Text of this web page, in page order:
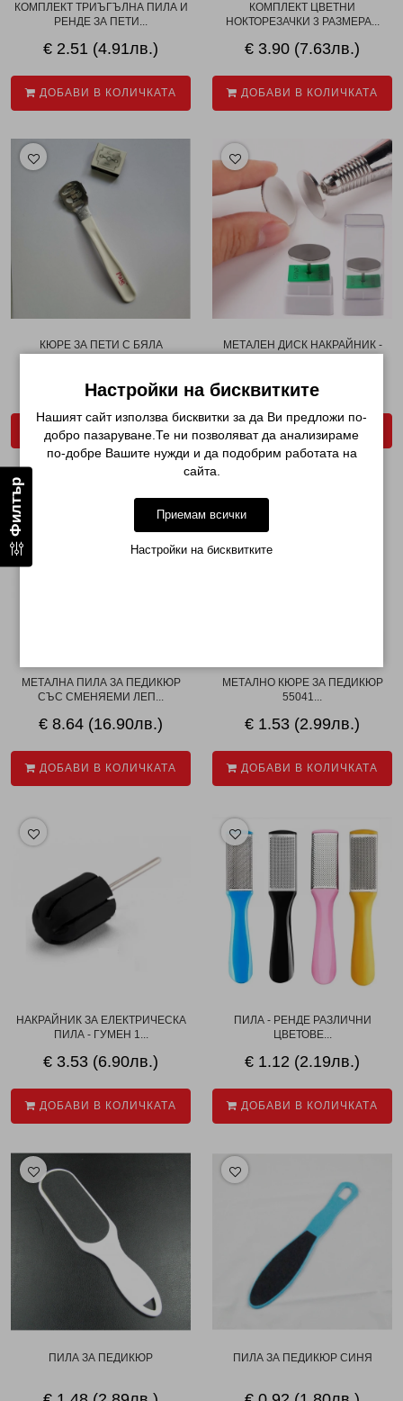
Филтър
КОМПЛЕКТ ТРИЪГЪЛНА ПИЛА И
РЕНДЕ ЗА ПЕТИ...
€ 2.51 (4.91лв.)
ДОБАВИ В КОЛИЧКАТА
КОМПЛЕКТ ЦВЕТНИ
НОКТОРЕЗАЧКИ 3 РАЗМЕРА...
€ 3.90 (7.63лв.)
ДОБАВИ В КОЛИЧКАТА
КЮРЕ ЗА ПЕТИ С БЯЛА
€ 2.51 (4.91лв.)
ДОБАВИ В КОЛИЧКАТА
МЕТАЛЕН ДИСК НАКРАЙНИК -
€ 4.60 (9.00лв.)
ДОБАВИ В КОЛИЧКАТА
МЕТАЛНА ПИЛА ЗА ПЕДИКЮР
СЪС СМЕНЯЕМИ ЛЕП...
€ 8.64 (16.90лв.)
ДОБАВИ В КОЛИЧКАТА
МЕТАЛНО КЮРЕ ЗА ПЕДИКЮР
55041...
€ 1.53 (2.99лв.)
ДОБАВИ В КОЛИЧКАТА
НАКРАЙНИК ЗА ЕЛЕКТРИЧЕСКА
ПИЛА - ГУМЕН 1...
€ 3.53 (6.90лв.)
ДОБАВИ В КОЛИЧКАТА
ПИЛА - РЕНДЕ РАЗЛИЧНИ
ЦВЕТОВЕ...
€ 1.12 (2.19лв.)
ДОБАВИ В КОЛИЧКАТА
ПИЛА ЗА ПЕДИКЮР ПИЛА ЗА ПЕДИКЮР СИНЯ
Настройки на бисквитките
Нашият сайт използва бисквитки за да Ви предложи по-
добро пазаруване.Те ни позволяват да анализираме
по-добре Вашите нужди и да подобрим работата на
сайта.
Приемам всички
Настройки на бисквитките